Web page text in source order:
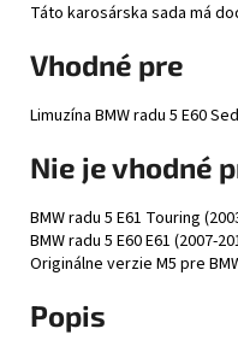
Táto karosárska sada má
Vhodné pre
Limuzína BMW radu 5 E60
Nie je vhodné
BMW radu 5 E61 Touring
BMW radu 5 E60 E61 (2007-
Originálne verzie M5 pre
Popis